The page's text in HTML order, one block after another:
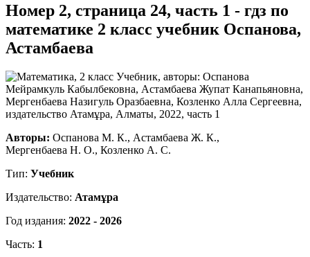
Номер 2, страница 24, часть 1 - гдз по
математике 2 класс учебник Оспанова,
Астамбаева
Авторы: Оспанова М. К., Астамбаева Ж. К.,
Мергенбаева Н. О., Козленко А. С.
Тип: Учебник
Издательство: Атамұра
Год издания: 2022 - 2026
Часть: 1